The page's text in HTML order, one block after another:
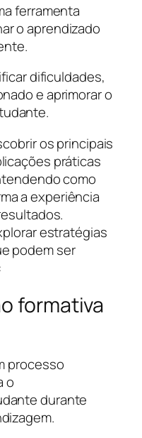
ferramenta
o aprendizado
dificuldades,
e aprimorar o
os principais
práticas
como
a experiência
estratégias
podem ser
formativa
processo
o
durante